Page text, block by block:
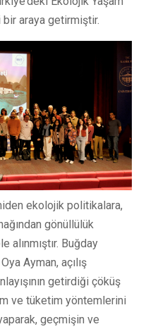
araya getirmiştir.
ekolojik politikalara,
gönüllülük
alınmıştır. Buğday
Ayman, açılış
getirdiği çöküş
ve tüketim yöntemlerini
geçmişin ve